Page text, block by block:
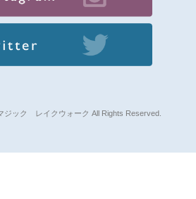
ジック レイクウォーク All Rights Reserved.